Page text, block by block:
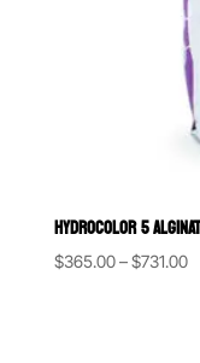
HYDROCOLOR 5
$365.00–$731.00